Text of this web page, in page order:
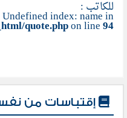
للكاتب :
index: name in
quote.phpon line94
إقتباسات من